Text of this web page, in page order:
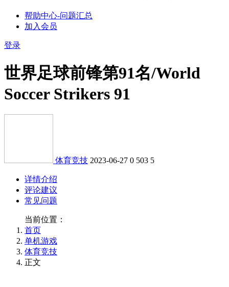
帮助中心-问题汇总
加入会员
登录
世界足球前锋第91名/World
Soccer Strikers 91
体育竞技 2023-06-27 0 503 5
详情介绍
评论建议
常见问题
当前位置：
首页
单机游戏
体育竞技
正文